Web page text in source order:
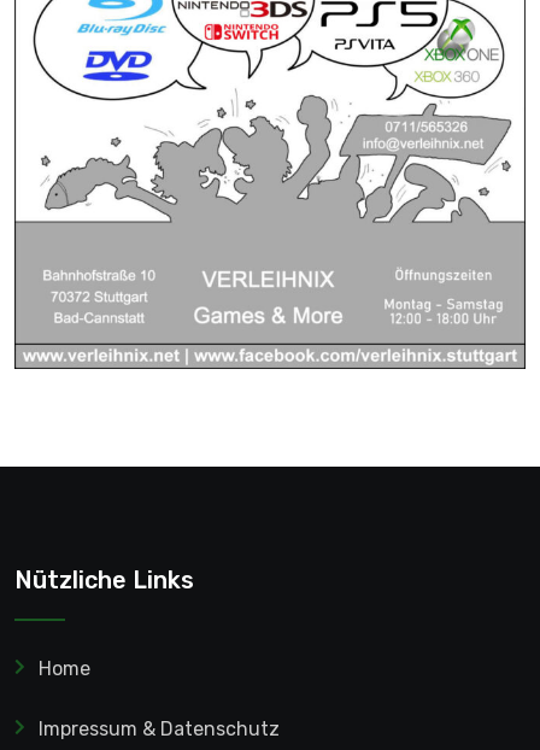
Nützliche Links
Home
Impressum & Datenschutz